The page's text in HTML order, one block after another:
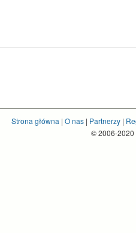
Strona główna | O nas| Partnerzy|
© 2006-2020